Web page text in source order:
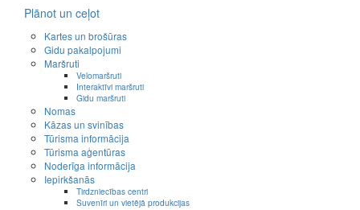
Plānot un ceļot
Kartes un brošūras
Gidu pakalpojumi
Maršruti
Velomaršruti
Interaktīvi maršruti
Gidu maršruti
Nomas
Kāzas un svinības
Tūrisma informācija
Tūrisma aģentūras
Noderīga informācija
Iepirkšanās
Tirdzniecības centri
Suvenīri un vietējā produkcijas